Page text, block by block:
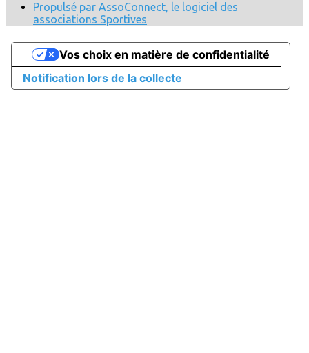
Propulsé par AssoConnect, le logiciel des
associations Sportives
Notification lors de la collecte
Vos choix en matière de confidentialité